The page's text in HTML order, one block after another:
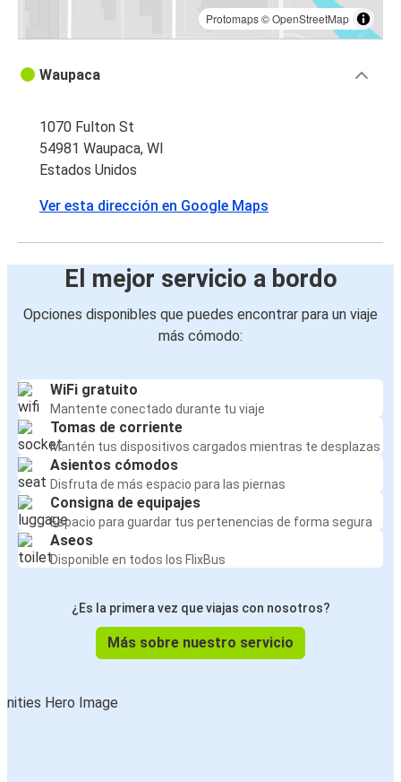
Protomaps©OpenStreetMap
Waupaca
1070 Fulton St
54981 Waupaca, WI
Estados Unidos
Ver esta dirección en Google Maps
El mejor servicio a bordo
Opciones disponibles que puedes encontrar para un viaje
más cómodo:
WiFi gratuito
Mantente conectado durante tu viaje
Tomas de corriente
Mantén tus dispositivos cargados mientras te desplazas
Asientos cómodos
Disfruta de más espacio para las piernas
Consigna de equipajes
Espacio para guardar tus pertenencias de forma segura
Aseos
Disponible en todos los FlixBus
¿Es la primera vez que viajas con nosotros?
Más sobre nuestro servicio